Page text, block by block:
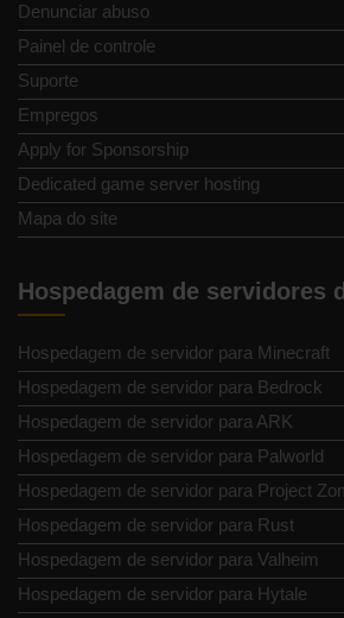
Denunciar abuso
Painel de controle
Suporte
Empregos
Apply for Sponsorship
Dedicated game server hosting
Mapa do site
Hospedagem de servidores
Hospedagem de servidor para Minecraft
Hospedagem de servidor para Bedrock
Hospedagem de servidor para ARK
Hospedagem de servidor para Palworld
Hospedagem de servidor para Project
Hospedagem de servidor para Rust
Hospedagem de servidor para Valheim
Hospedagem de servidor para Hytale